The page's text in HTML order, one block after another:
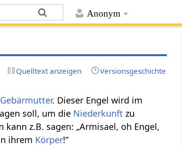
Anonym
Quelltext anzeigen Versionsgeschichte
Gebärmutter. Dieser Engel wird im
soll, um die Niederkunft zu
z.B. sagen: „Armisael, oh Engel,
ihrem Körper!“